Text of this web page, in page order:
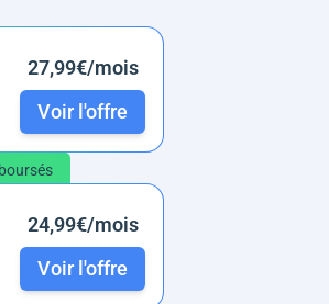
27,99€/mois
Voir l'offre
24,99€/mois
Voir l'offre